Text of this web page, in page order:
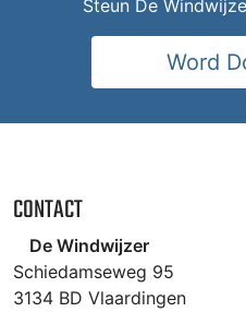
Steun De
Word
CONTACT
De Windwijzer
Schiedamseweg 95
3134 BD Vlaardingen